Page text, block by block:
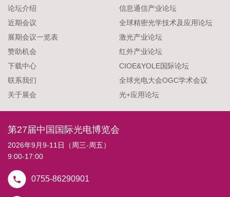
论坛介绍
近期会议
展期会议一览表
赞助机会
下载中心
联系我们
关于展会
信息通信产业论坛
全球精密光学技术及应用论坛
激光产业论坛
红外产业论坛
CIOE&YOLE国际论坛
全球光电大会OGC学术会议
光+应用论坛
第27届中国国际光电博览会
2026年9月9-11日（周三-周五）
9:00-17:00
0755-86290901